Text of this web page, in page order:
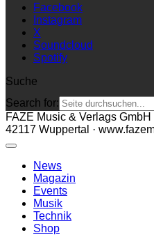
Facebook
Instagram
X
Soundcloud
Spotify
Suche
Search for:
FAZE Music & Verlags GmbH
42117 Wuppertal ·
News
Magazin
Events
Musik
Technik
Shop